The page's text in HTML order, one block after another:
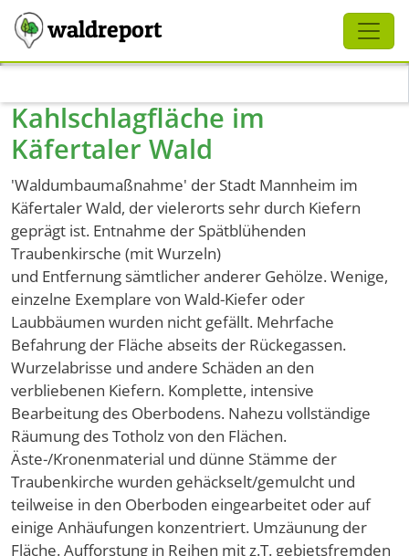
waldreport
Kahlschlagfläche im
Käfertaler Wald
'Waldumbaumaßnahme' der Stadt Mannheim im
Käfertaler Wald, der vielerorts sehr durch Kiefern
geprägt ist. Entnahme der Spätblühenden
Traubenkirsche (mit Wurzeln)
und Entfernung sämtlicher anderer Gehölze. Wenige,
einzelne Exemplare von Wald-Kiefer oder
Laubbäumen wurden nicht gefällt. Mehrfache
Befahrung der Fläche abseits der Rückegassen.
Wurzelabrisse und andere Schäden an den
verbliebenen Kiefern. Komplette, intensive
Bearbeitung des Oberbodens. Nahezu vollständige
Räumung des Totholz von den Flächen.
Äste-/Kronenmaterial und dünne Stämme der
Traubenkirche wurden gehäckselt/gemulcht und
teilweise in den Oberboden eingearbeitet oder auf
einige Anhäufungen konzentriert. Umzäunung der
Fläche. Aufforstung in Reihen mit z.T. gebietsfremden
Schliessen